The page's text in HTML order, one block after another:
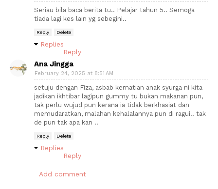
Seriau bila baca berita tu.. Pelajar tahun 5.. Semoga
tiada lagi kes lain yg sebegini..
Reply Delete
Replies
Reply
Ana Jingga
February 24, 2025 at 8:51 AM
setuju dengan Fiza, asbab kematian anak syurga ni kita
jadikan ikhtibar lagipun gummy tu bukan makanan pun,
tak perlu wujud pun kerana ia tidak berkhasiat dan
memudaratkan, malahan kehalalannya pun di ragui.. tak
de pun tak apa kan ..
Reply Delete
Replies
Reply
Add comment